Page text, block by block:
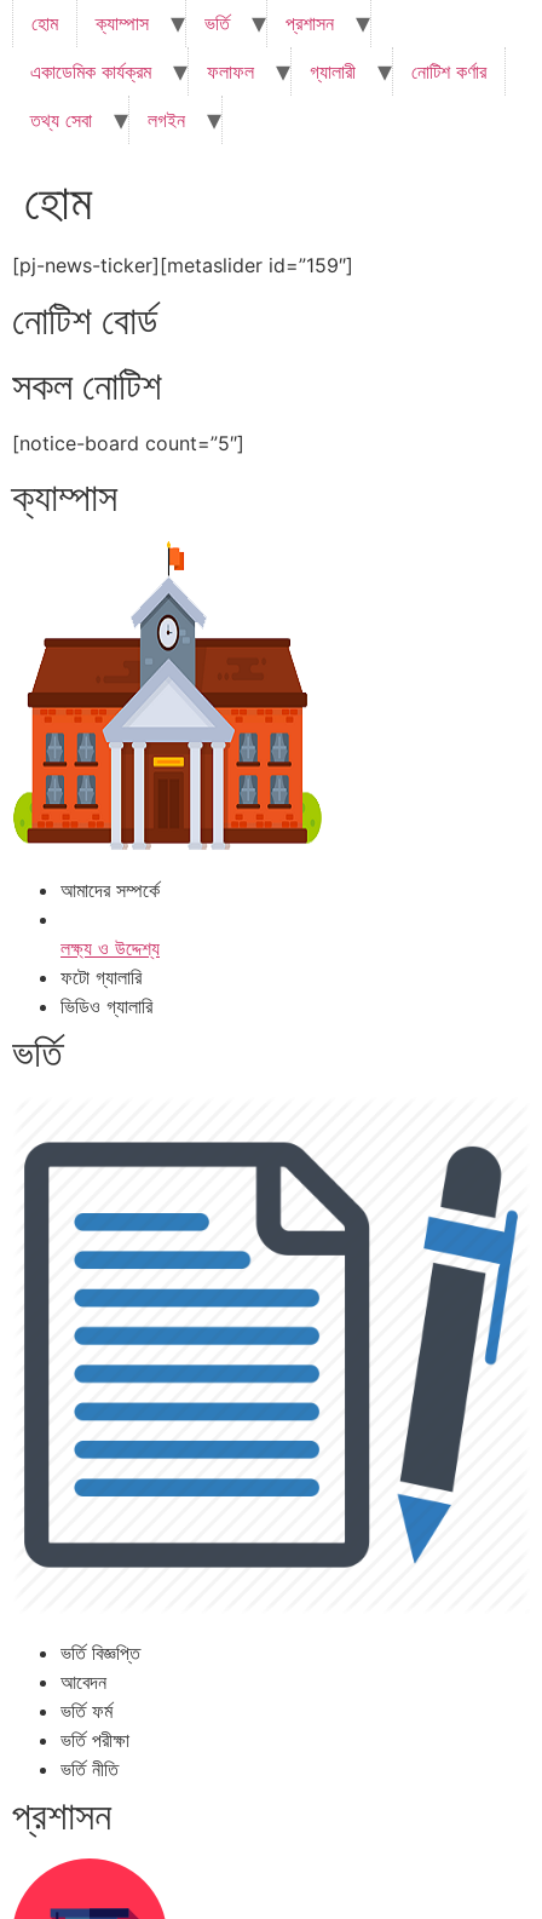
হোম ক্যাম্পাস ভর্তি
প্রশাসন
একাডেমিক কার্যক্রম
ফলাফল গ্যালারী
নোটিশ কর্ণার
তথ্য সেবা
লগইন
হোম
[pj-news-ticker][metaslider id=”159″]
নোটিশ বোর্ড
সকল নোটিশ
[notice-board count=”5″]
ক্যাম্পাস
আমাদের সম্পর্কে
লক্ষ্য ও উদ্দেশ্য
ফটো গ্যালারি
ভিডিও গ্যালারি
ভর্তি
ভর্তি বিজ্ঞপ্তি
আবেদন
ভর্তি ফর্ম
ভর্তি পরীক্ষা
ভর্তি নীতি
প্রশাসন